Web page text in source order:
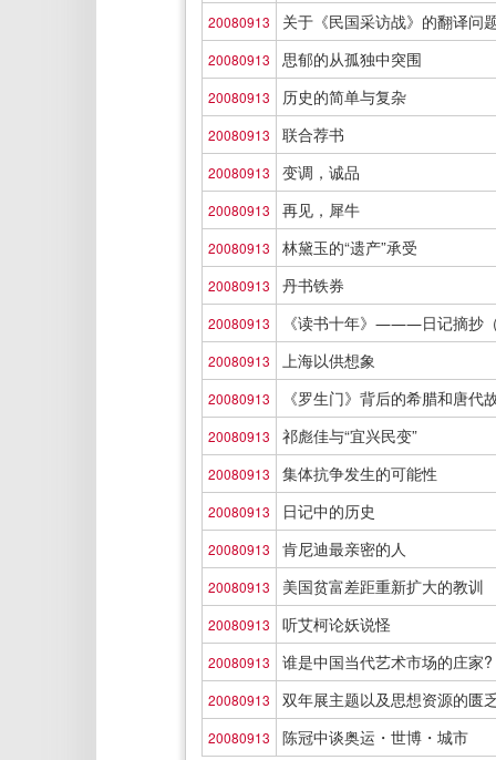
20080913 关于《民国采访战》的翻译问
20080913 思郁的从孤独中突围
20080913 历史的简单与复杂
20080913 联合荐书
20080913 变调，诚品
20080913 再见，犀牛
20080913 林黛玉的“遗产”承受
20080913 丹书铁券
20080913 《读书十年》―――日记摘抄
20080913 上海以供想象
20080913 《罗生门》背后的希腊和唐代
20080913 祁彪佳与“宜兴民变”
20080913 集体抗争发生的可能性
20080913 日记中的历史
20080913 肯尼迪最亲密的人
20080913 美国贫富差距重新扩大的教训
20080913 听艾柯论妖说怪
20080913 谁是中国当代艺术市场的庄家?
20080913 双年展主题以及思想资源的匮
20080913 陈冠中谈奥运・世博・城市